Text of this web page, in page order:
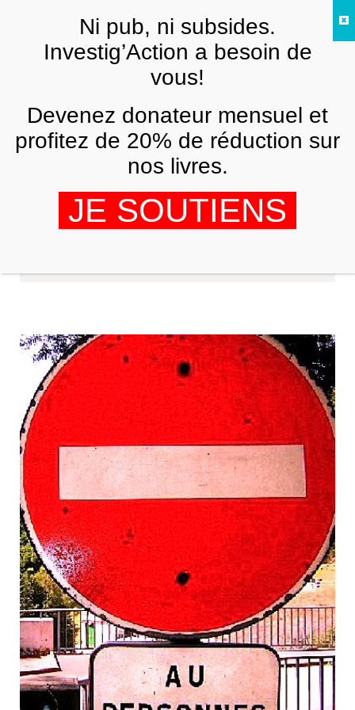
Pierre Sané
FRNi pub, ni subsides.
Investig’Action a besoin de
vous!
Devenez donateur mensuel et
profitez de 20% de réduction sur
nos livres.
JE SOUTIENS